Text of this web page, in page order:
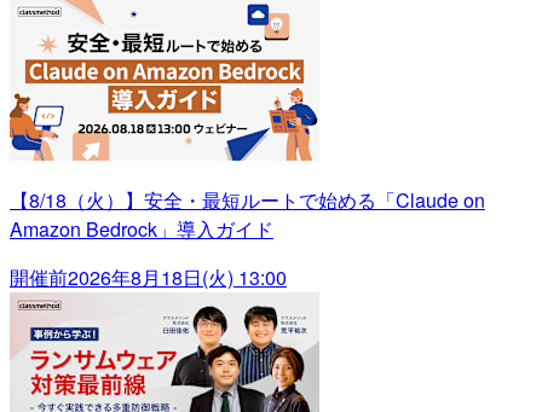
【8/18（火）】安全・最短ルートで始める「Claude on
Amazon Bedrock」導入ガイド
開催前2026年8月18日(火) 13:00